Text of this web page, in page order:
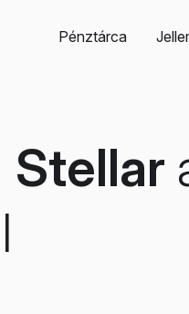
Pénztárca
Stellar